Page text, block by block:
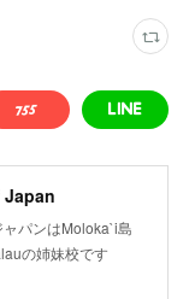
パンはMoloka`i島
の姉妹校です